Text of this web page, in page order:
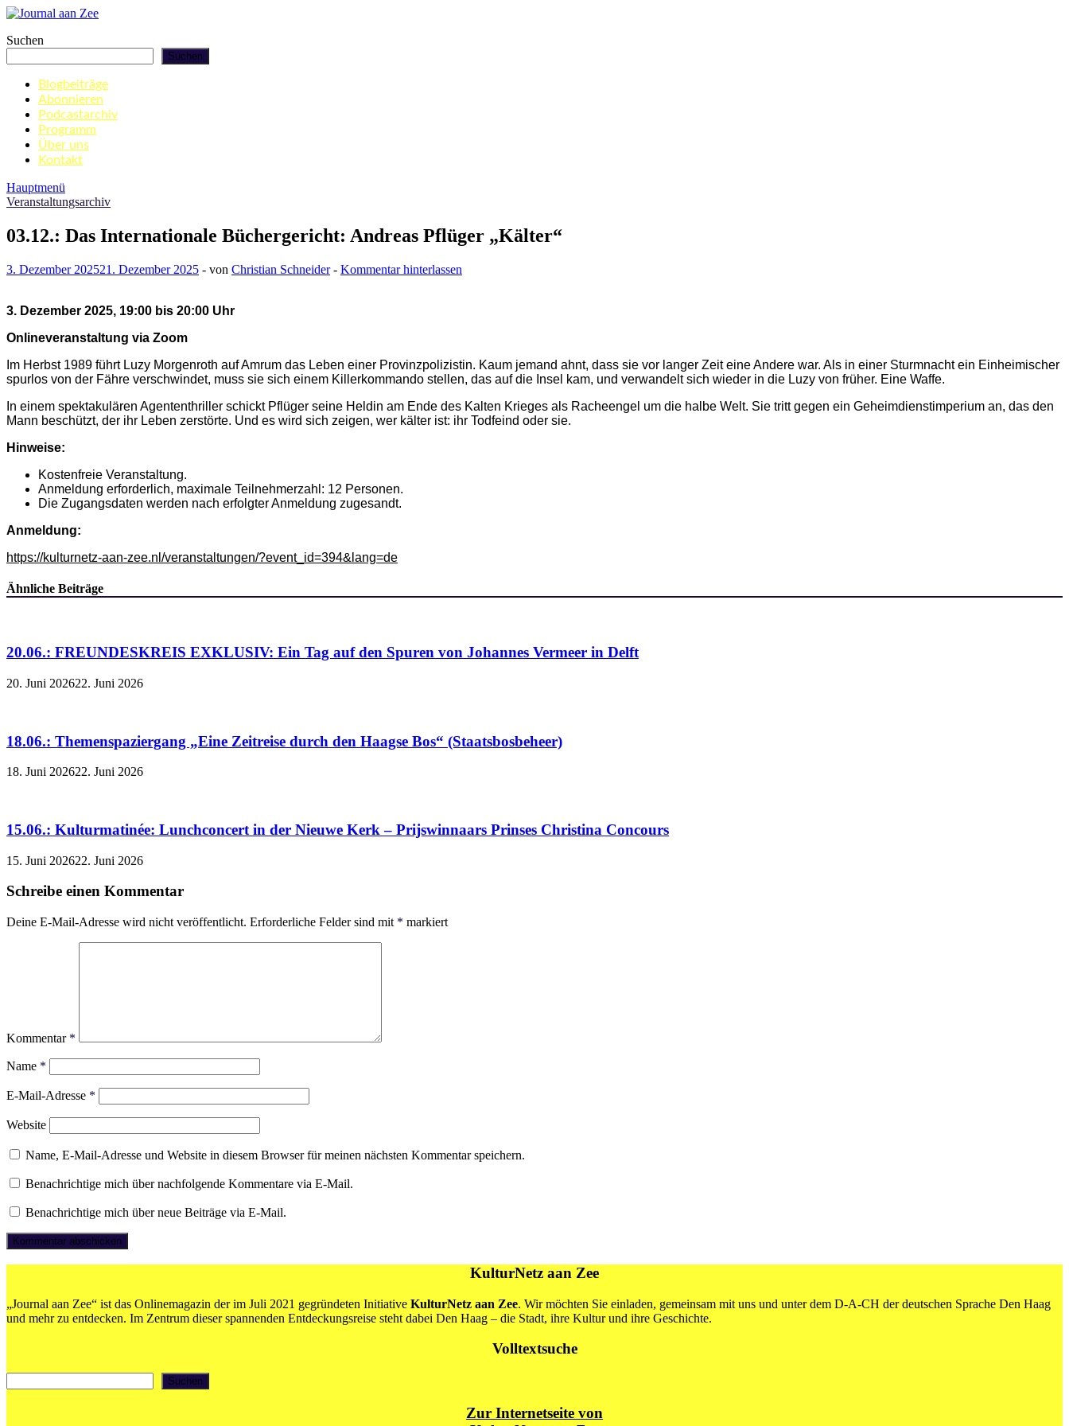
Zum
springen
Journal aan Zee
Suchen
Suchen
Blogbeiträge
Abonnieren
Podcastarchiv
Programm
Über uns
Kontakt
Hauptmenü
Veranstaltungsarchiv
03.12.: Das Internationale Büchergericht: Andreas Pflüger „Kälter“
3. Dezember 202521. Dezember 2025 - von Christian Schneider- Kommentar hinterlassen
3. Dezember 2025, 19:00 bis 20:00 Uhr
Onlineveranstaltung via Zoom
Im Herbst 1989 führt Luzy Morgenroth auf Amrum das Leben einer Provinzpolizistin. Kaum jemand ahnt, dass sie vor langer Zeit eine Andere war. Als in einer Sturmnacht ein Einheimischer
spurlos von der Fähre verschwindet, muss sie sich einem Killerkommando stellen, das auf die Insel kam, und verwandelt sich wieder in die Luzy von früher. Eine Waffe.
In einem spektakulären Agententhriller schickt Pflüger seine Heldin am Ende des Kalten Krieges als Racheengel um die halbe Welt. Sie tritt gegen ein Geheimdienstimperium an, das den
Mann beschützt, der ihr Leben zerstörte. Und es wird sich zeigen, wer kälter ist: ihr Todfeind oder sie.
Hinweise:
Kostenfreie Veranstaltung.
Anmeldung erforderlich, maximale Teilnehmerzahl: 12 Personen.
Die Zugangsdaten werden nach erfolgter Anmeldung zugesandt.
Anmeldung:
https://kulturnetz-aan-zee.nl/veranstaltungen/?event_id=394&lang=de
Ähnliche Beiträge
20.06.: FREUNDESKREIS EXKLUSIV: Ein Tag auf den Spuren von Johannes Vermeer in Delft
20. Juni 202622. Juni 2026
18.06.: Themenspaziergang „Eine Zeitreise durch den Haagse Bos“ (Staatsbosbeheer)
18. Juni 202622. Juni 2026
15.06.: Kulturmatinée: Lunchconcert in der Nieuwe Kerk – Prijswinnaars Prinses Christina Concours
15. Juni 202622. Juni 2026
Schreibe einen Kommentar
Deine E-Mail-Adresse wird nicht veröffentlicht. Erforderliche Felder sind mit * markiert
Kommentar *
Name *
E-Mail-Adresse *
Website
Name, E-Mail-Adresse und Website in diesem Browser für meinen nächsten Kommentar speichern.
Benachrichtige mich über nachfolgende Kommentare via E-Mail.
Benachrichtige mich über neue Beiträge via E-Mail.
KulturNetz aan Zee
„Journal aan Zee“ ist das Onlinemagazin der im Juli 2021 gegründeten Initiative KulturNetz aan Zee. Wir möchten Sie einladen, gemeinsam mit uns und unter dem D-A-CH der deutschen Sprache Den Haag
und mehr zu entdecken. Im Zentrum dieser spannenden Entdeckungsreise steht dabei Den Haag – die Stadt, ihre Kultur und ihre Geschichte.
Volltextsuche
Suchen
Zur Internetseite von